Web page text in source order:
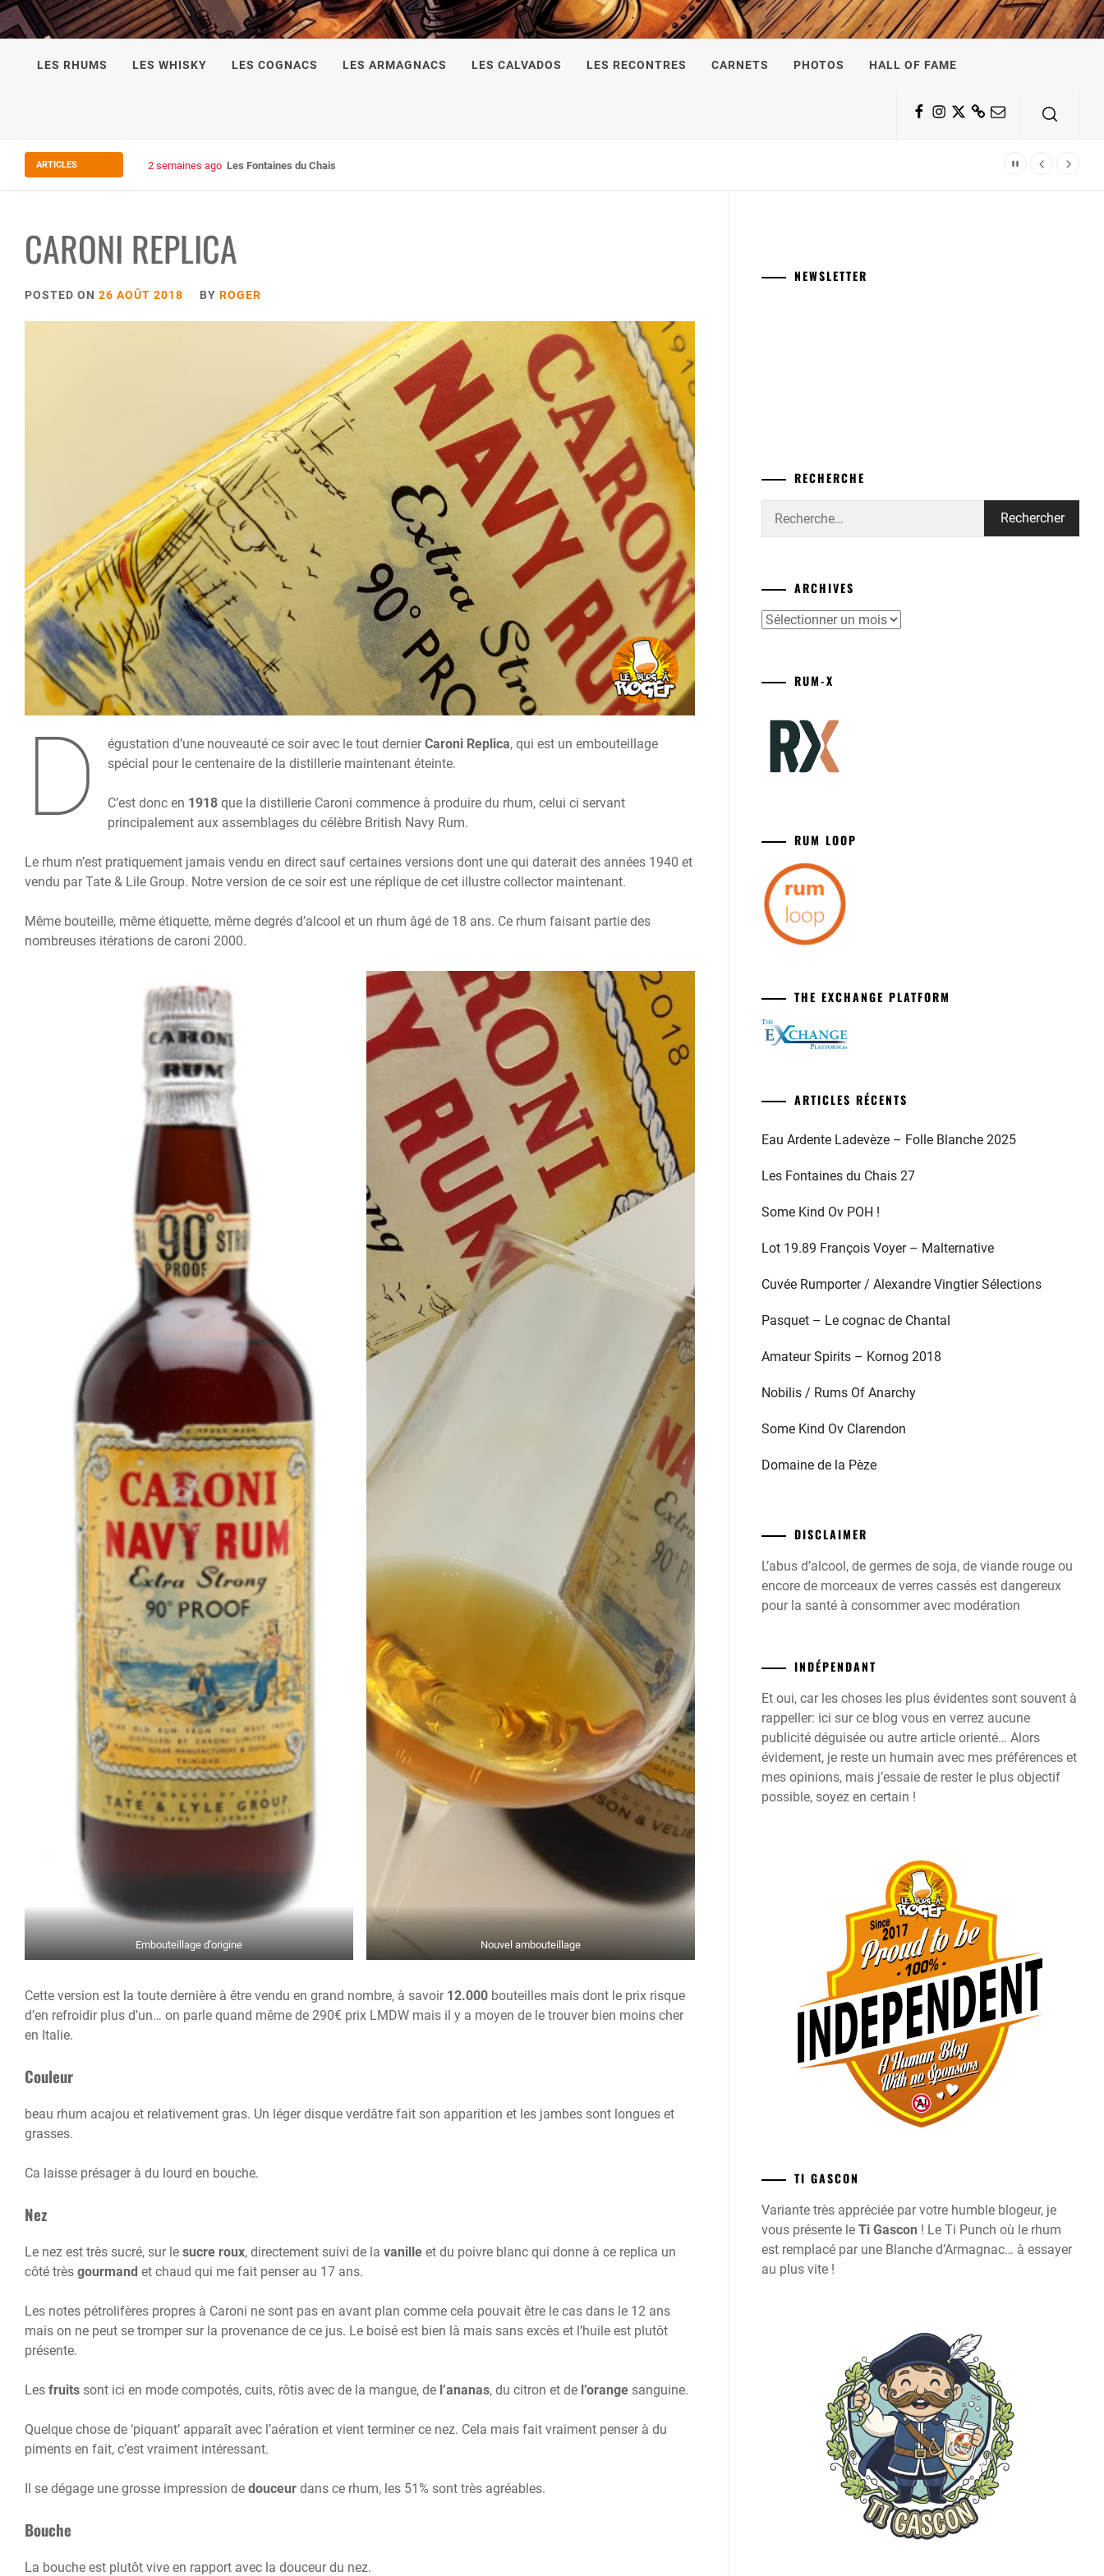
LES RHUMS LES WHISKY LES COGNACS LES ARMAGNACS LES CALVADOS LES RECONTRES CARNETS PHOTOS HALL OF FAME
Facebook
Instagram
TwitterSubstack
Email
ARTICLES 2 semaines ago Les Fontaines du Chais 27
CARONI REPLICA
POSTED ON 26 AOÛT 2018 BY ROGER
D égustation d’une nouveauté ce soir avec le tout dernierCaroni Replica, qui est un embouteillage
spécial pour le centenaire de la distillerie maintenant éteinte.
C’est donc en 1918 que la distillerie Caroni commence à produire du rhum, celui ci servant
principalement aux assemblages du célèbre British Navy Rum.
Le rhum n’est pratiquement jamais vendu en direct sauf certaines versions dont une qui daterait des années 1940 et
vendu par Tate & Lile Group. Notre version de ce soir est une réplique de cet illustre collector maintenant.
Même bouteille, même étiquette, même degrés d’alcool et un rhum âgé de 18 ans. Ce rhum faisant partie des
nombreuses itérations de caroni 2000.
Embouteillage d’origine Nouvel ambouteillage
Cette version est la toute dernière à être vendu en grand nombre, à savoir 12.000 bouteilles mais dont le prix risque
d’en refroidir plus d’un… on parle quand même de 290€ prix LMDW mais il y a moyen de le trouver bien moins cher
en Italie.
Couleur
beau rhum acajou et relativement gras. Un léger disque verdâtre fait son apparition et les jambes sont longues et
grasses.
Ca laisse présager à du lourd en bouche.
Nez
Le nez est très sucré, sur le sucre roux, directement suivi de la vanille et du poivre blanc qui donne à ce replica un
côté très gourmand et chaud qui me fait penser au 17 ans.
Les notes pétrolifères propres à Caroni ne sont pas en avant plan comme cela pouvait être le cas dans le 12 ans
mais on ne peut se tromper sur la provenance de ce jus. Le boisé est bien là mais sans excès et l’huile est plutôt
présente.
Les fruits sont ici en mode compotés, cuits, rôtis avec de la mangue, de l’ananas, du citron et de l’orange sanguine.
Quelque chose de ‘piquant’ apparaît avec l’aération et vient terminer ce nez. Cela mais fait vraiment penser à du
piments en fait, c’est vraiment intéressant.
Il se dégage une grosse impression de douceur dans ce rhum, les 51% sont très agréables.
Bouche
La bouche est plutôt vive en rapport avec la douceur du nez.
NEWSLETTER
RECHERCHE
ARCHIVES
Archives
RUM-X
RUM LOOP
THE EXCHANGE PLATFORM
ARTICLES RÉCENTS
Eau Ardente Ladevèze – Folle Blanche 2025
Les Fontaines du Chais 27
Some Kind Ov POH !
Lot 19.89 François Voyer – Malternative
Cuvée Rumporter / Alexandre Vingtier Sélections
Pasquet – Le cognac de Chantal
Amateur Spirits – Kornog 2018
Nobilis / Rums Of Anarchy
Some Kind Ov Clarendon
Domaine de la Pèze
DISCLAIMER
L’abus d’alcool, de germes de soja, de viande rouge ou
encore de morceaux de verres cassés est dangereux
pour la santé à consommer avec modération
INDÉPENDANT
Et oui, car les choses les plus évidentes sont souvent à
rappeller: ici sur ce blog vous en verrez aucune
publicité déguisée ou autre article orienté… Alors
évidement, je reste un humain avec mes préférences et
mes opinions, mais j’essaie de rester le plus objectif
possible, soyez en certain !
TI GASCON
Variante très appréciée par votre humble blogeur, je
vous présente le Ti Gascon ! Le Ti Punch où le rhum
est remplacé par une Blanche d’Armagnac… à essayer
au plus vite !